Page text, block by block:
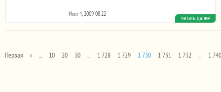
Июн 4, 2009 08:22
В Кыргызстане все большую актуальность приобретает
вопрос безопасности журналистов. Представители...
читать далее
Первая « ... 10 20 30 ... 1 728 1 729 1 730 1 731 1 732 ... 1 740